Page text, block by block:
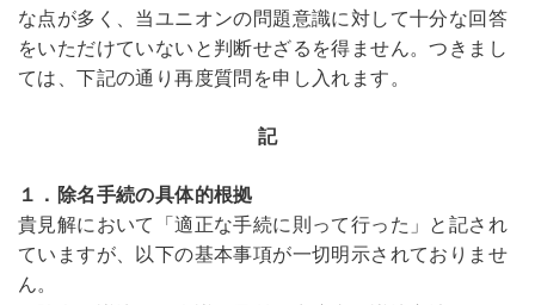
な点が多く、当ユニオンの問題意識に対して十分な回答
をいただけていないと判断せざるを得ません。つきまし
ては、下記の通り再度質問を申し入れます。
記
１．除名手続の具体的根拠
貴見解において「適正な手続に則って行った」と記され
ていますが、以下の基本事項が一切明示されておりませ
ん。